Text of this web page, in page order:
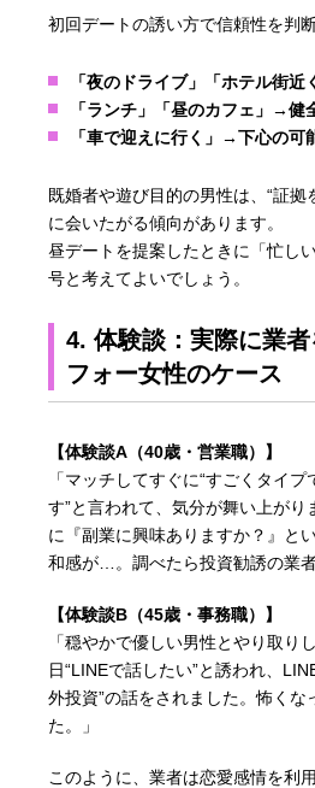
初回デートの誘い方で信頼性を判断
「夜のドライブ」「ホテル街
「ランチ」「昼のカフェ」→健
「車で迎えに行く」→下心の可
既婚者や遊び目的の男性は、“証拠
に会いたがる傾向があります。
昼デートを提案したときに「忙し
号と考えてよいでしょう。
4. 体験談：実際に業
フォー女性のケース
【体験談A（40歳・営業職）】
「マッチしてすぐに“すごくタイプ
す”と言われて、気分が舞い上がり
に『副業に興味ありますか？』と
和感が…。調べたら投資勧誘の業者
【体験談B（45歳・事務職）】
「穏やかで優しい男性とやり取り
日“LINEで話したい”と誘われ、
外投資”の話をされました。怖くな
た。」
このように、業者は恋愛感情を利